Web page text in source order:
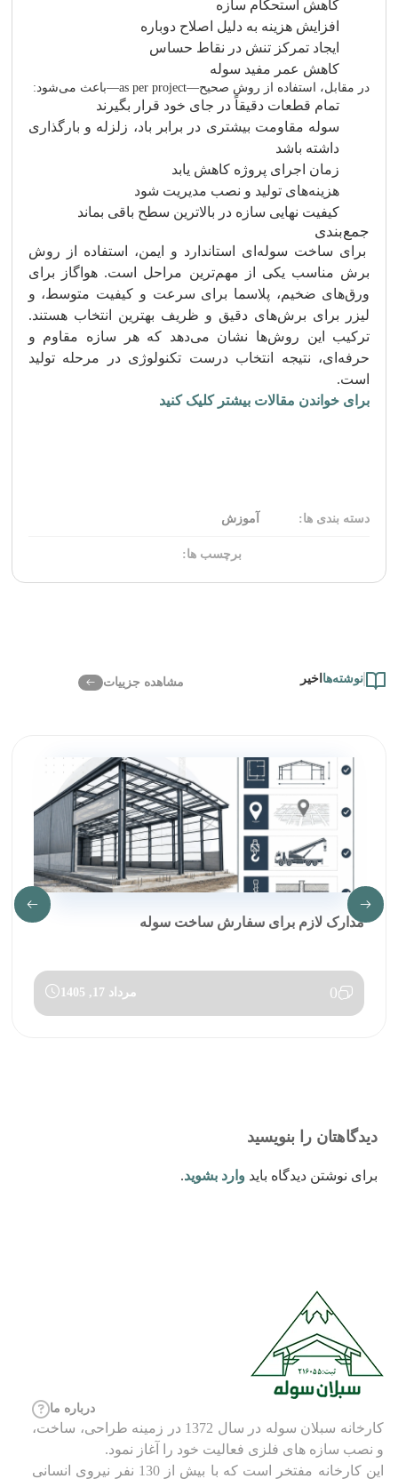
کاهش استحکام سازه
افزایش هزینه به دلیل اصلاح دوباره
ایجاد تمرکز تنش در نقاط حساس
کاهش عمر مفید سوله
در مقابل، استفاده از روش صحیح—as per project—باعث می‌شود:
تمام قطعات دقیقاً در جای خود قرار بگیرند
سوله مقاومت بیشتری در برابر باد، زلزله و بارگذاری
داشته باشد
زمان اجرای پروژه کاهش یابد
هزینه‌های تولید و نصب مدیریت شود
کیفیت نهایی سازه در بالاترین سطح باقی بماند
جمع‌بندی
برای ساخت سوله‌ای استاندارد و ایمن، استفاده از روش
برش مناسب یکی از مهم‌ترین مراحل است. هواگاز برای
ورق‌های ضخیم، پلاسما برای سرعت و کیفیت متوسط، و
لیزر برای برش‌های دقیق و ظریف بهترین انتخاب هستند.
ترکیب این روش‌ها نشان می‌دهد که هر سازه مقاوم و
حرفه‌ای، نتیجه انتخاب درست تکنولوژی در مرحله تولید
است.
برای خواندن مقالات بیشتر کلیک کنید
دسته بندی ها: آموزش
برچسب ها:
نوشته‌ها اخیر مشاهده جزییات
مدارک لازم برای سفارش ساخت سوله
0 مرداد 17, 1405
دیدگاهتان را بنویسید
برای نوشتن دیدگاه باید وارد بشوید.
درباره ما
کارخانه سبلان سوله در سال 1372 در زمینه طراحی، ساخت،
و نصب سازه های فلزی فعالیت خود را آغاز نمود.
این کارخانه مفتخر است که با بیش از 130 نفر نیروی انسانی